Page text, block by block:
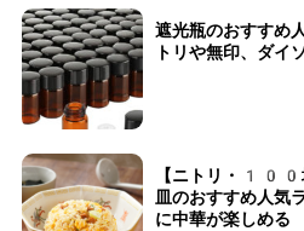
遮光瓶のおすす
トリや無印、ダイ
【ニトリ・100
皿のおすすめ人
に中華が楽しめる